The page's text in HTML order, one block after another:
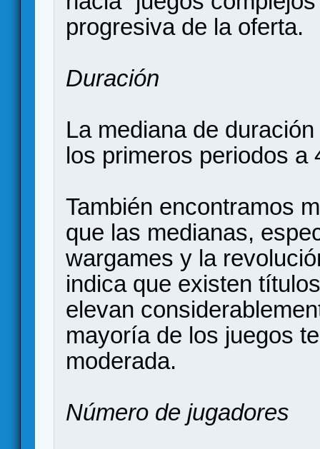
progresiva de la oferta.
Duración
La mediana de
los primeros periodos a
También encontramos
que las medianas,
wargames y la
indica que existen
elevan
mayoría de los juegos
moderada.
Número de jugadores